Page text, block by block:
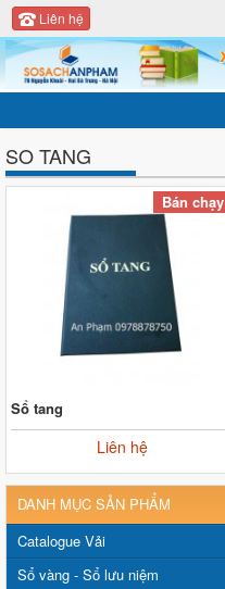
Liên hệ
SO TANG
Bán chạy
Sổ tang
Liên hệ
DANH MỤC SẢN PHẨM
Catalogue Vải
Sổ vàng - Sổ lưu niệm